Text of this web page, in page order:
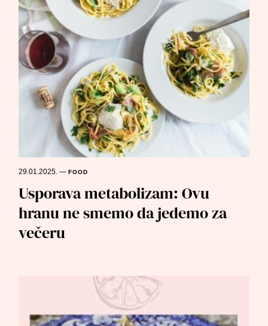
29.01.2025.—FOOD
Usporava metabolizam: Ovu
hranu ne smemo da jedemo za
večeru